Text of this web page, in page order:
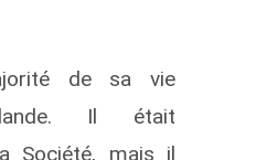
de sa vie
Il était
Société, mais il